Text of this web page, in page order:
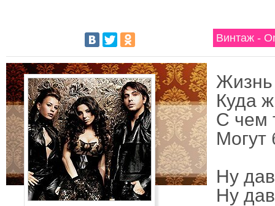
Винтаж -
Жизнь
Куда
С чем
Могут
Ну
Ну